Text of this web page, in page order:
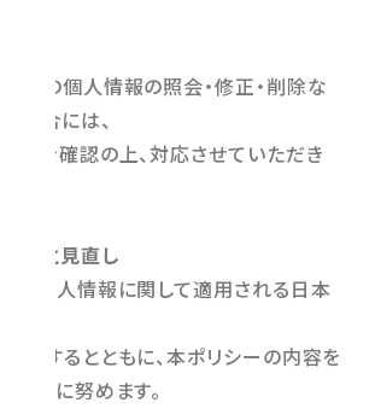
人の個人情報の照会・修正・削除な
場合には、
とを確認の上、対応させていただき
遵守と見直し
る個人情報に関して適用される日本
守するとともに、本ポリシーの内容を
改善に努めます。